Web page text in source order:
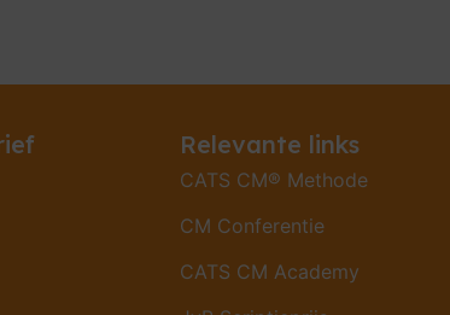
Relevante links
CATS CM® Methode
CM Conferentie
CATS CM Academy